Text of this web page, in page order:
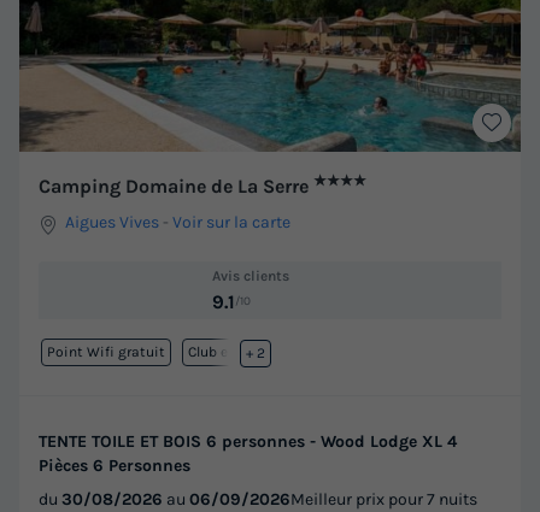
Camping Domaine de La Serre ★★★★
Aigues Vives -Voir sur la carte
Avis clients
9.1 /10
Point Wifi gratuit Club enfant
+ 2
TENTE TOILE ET BOIS 6 personnes - Wood Lodge XL 4
Pièces 6 Personnes
du 30/08/2026 au 06/09/2026Meilleur prix pour 7 nuits